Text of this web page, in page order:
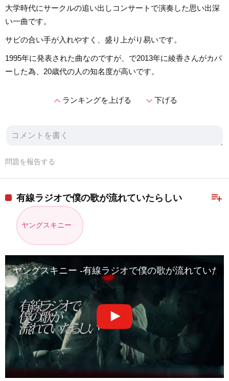
大学時代にサークルの追い出しコンサートで演奏した思い出深
い一曲です。
サビの合い手が入れやすく、盛り上がり易いです。
1995年に発表された曲なのですが、で2013年に綾香さんがカバ
ーした為、20歳代の人の知名度が高いです。
expand_lessランキングを上げる expand_more下げる
問題を報告する
playlist_add
有線ラジオで僕の歌が流れていたらしい
ヤングスキニー
ヤングスキニー -有線ラジオで僕の歌が流れていた